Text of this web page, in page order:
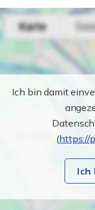
Ich bin damit
(https://
Ich